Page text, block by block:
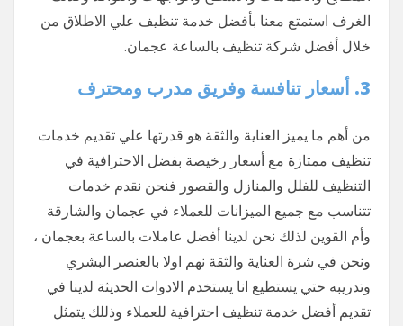
الغرف استمتع معنا بأفضل خدمة تنظيف علي الاطلاق من
خلال أفضل شركة تنظيف بالساعة عجمان.
3. أسعار تنافس ة وفريق مدرب ومحترف
من أهم ما يميز العناية والثقة هو قدرتها علي تقديم خدمات
تنظيف ممتازة مع أسعار رخيصة بفضل الاحترافية في
التنظيف للفلل والمنازل والقصور فنحن نقدم خدمات
تتناسب مع جميع الميزانات للعملاء في عجمان والشارقة
وأم القوين لذلك نحن لدينا أفضل عاملات بالساعة بعجمان ،
ونحن في شرة العناية والثقة نهم اولا بالعنصر البشري
وتدريبه حتي يستطيع انا يستخدم الادوات الحديثة لدينا في
تقديم أفضل خدمة تنظيف احترافية للعملاء وذللك يتمثل